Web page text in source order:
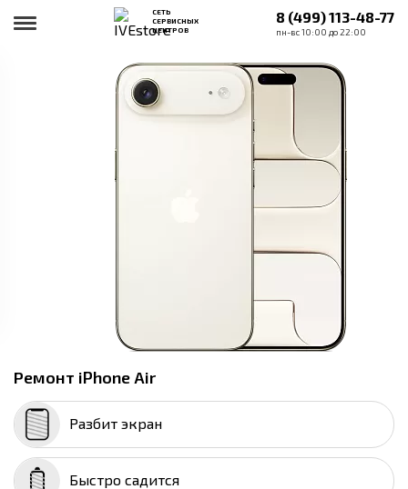
СЕТЬ
СЕРВИСНЫХ
ЦЕНТРОВ
8 (499) 113-48-77
пн-вс 10:00 до 22:00
Ремонт iPhone Air
Разбит экран
Быстро садится